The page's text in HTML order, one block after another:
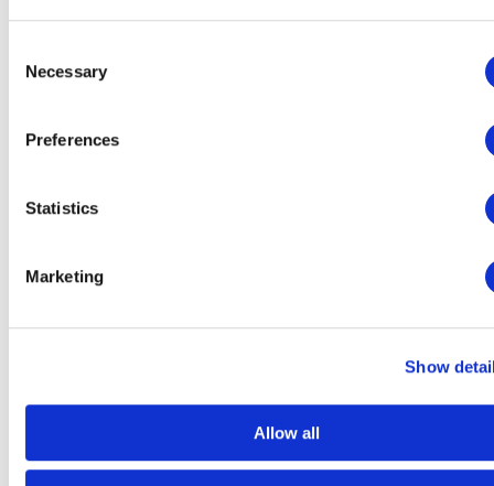
Selection
Necessary
Preferences
Statistics
Marketing
Show
Allow all